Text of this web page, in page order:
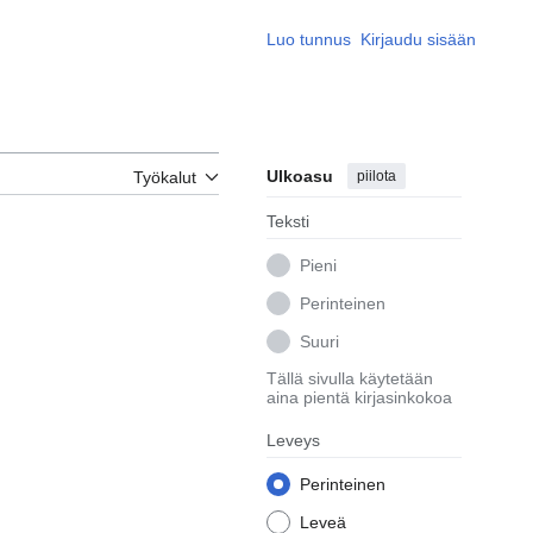
Luo tunnus Kirjaudu sisään
Työkalut Ulkoasu piilota
Teksti
Pieni
Perinteinen
Suuri
Tällä sivulla käytetään
aina pientä kirjasinkokoa
Leveys
Perinteinen
Leveä